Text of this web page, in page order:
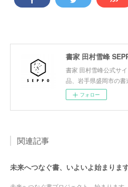
書家 田村雪峰
書家 田村雪峰公式サ
品、岩手県盛岡市の書
フォロー
関連記事
未来へつなぐ書、いよいよ始まりま